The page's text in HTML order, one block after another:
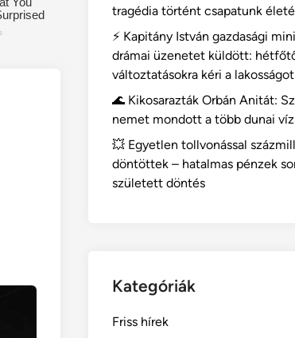
tragédia történt csapatunk
⚡ Kapitány István gazdasági
drámai üzenetet küldött:
változtatásokra kéri a lakosságot
🌊 Kikosarazták Orbán Anitát:
nemet mondott a több dunai
💥 Egyetlen tollvonással
döntöttek – hatalmas pénzek
született döntés
Kategóriák
Friss hírek